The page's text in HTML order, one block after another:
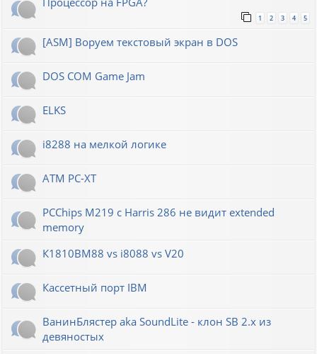
1 2 3 4 5
[ASM] Воруем текстовый экран в DOS
DOS COM Game Jam
ELKS
i8288 на мелкой логике
ATM PC-XT
PCChips M219 с Harris 286 не видит extended
memory
К1810ВМ88 vs i8088 vs V20
Кассетный порт IBM
ВанинБлястер aka SoundLite - клон SB 2.x из
девяностых